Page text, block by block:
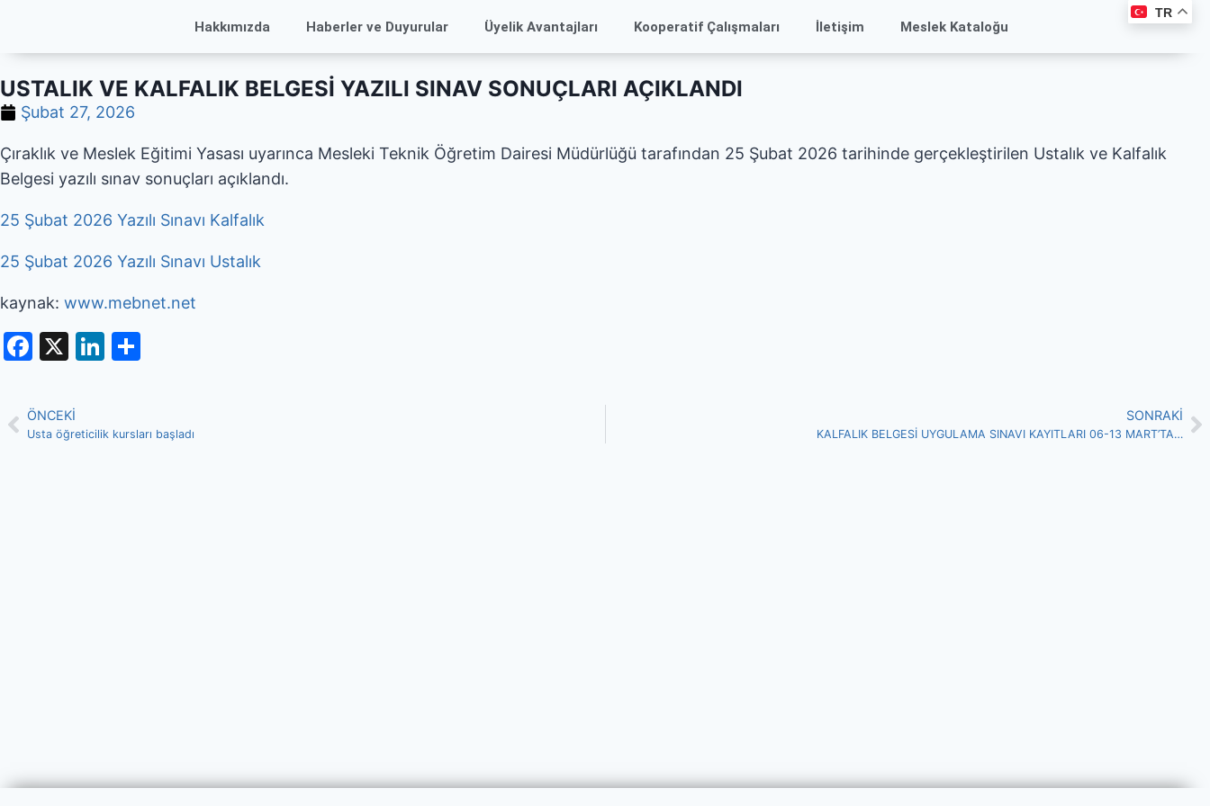
Hakkımızda Haberler ve Duyurular Üyelik Avantajları Kooperatif Çalışmaları İletişim Meslek Kataloğu
USTALIK VE KALFALIK BELGESİ YAZILI SINAV SONUÇLARI AÇIKLANDI
Şubat 27, 2026
Çıraklık ve Meslek Eğitimi Yasası uyarınca Mesleki Teknik Öğretim Dairesi Müdürlüğü tarafından 25 Şubat 2026 tarihinde gerçekleştirilen Ustalık ve Kalfalık
Belgesi yazılı sınav sonuçları açıklandı.
25 Şubat 2026 Yazılı Sınavı Kalfalık
25 Şubat 2026 Yazılı Sınavı Ustalık
kaynak: www.mebnet.net
Facebook
X LinkedIn
ÖNCEKI
Usta öğreticilik kursları başladı
SONRAKI
KALFALIK BELGESİ UYGULAMA SINAVI KAYITLARI 06-13 MART’TA…
TR